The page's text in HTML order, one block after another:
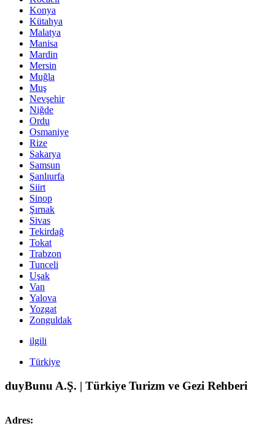
Konya
Kütahya
Malatya
Manisa
Mardin
Mersin
Muğla
Muş
Nevşehir
Niğde
Ordu
Osmaniye
Rize
Sakarya
Samsun
Şanlıurfa
Siirt
Sinop
Şırnak
Sivas
Tekirdağ
Tokat
Trabzon
Tunceli
Uşak
Van
Yalova
Yozgat
Zonguldak
ilgili
Türkiye
duyBunu A.Ş. | Türkiye Turizm ve Gezi Rehberi
Adres: